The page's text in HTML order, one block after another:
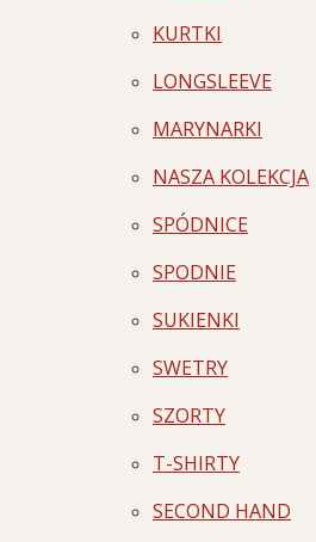
KURTKI
LONGSLEEVE
MARYNARKI
NASZA KOLEKCJA
SPÓDNICE
SPODNIE
SUKIENKI
SWETRY
SZORTY
T-SHIRTY
SECOND HAND